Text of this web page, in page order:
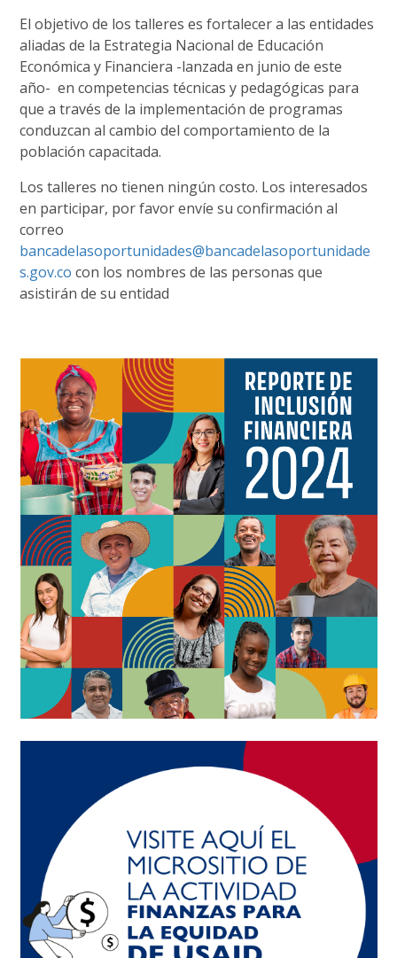
El objetivo de los talleres es fortalecer a las entidades
aliadas de la Estrategia Nacional de Educación
Económica y Financiera -lanzada en junio de este
año- en competencias técnicas y pedagógicas para
que a través de la implementación de programas
conduzcan al cambio del comportamiento de la
población capacitada.
Los talleres no tienen ningún costo. Los interesados
en participar, por favor envíe su confirmación al
correo
bancadelasoportunidades@bancadelasoportunidade
s.gov.co con los nombres de las personas que
asistirán de su entidad